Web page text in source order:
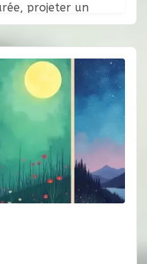
projeter un
— et ce n’est pas
plus nombreux.